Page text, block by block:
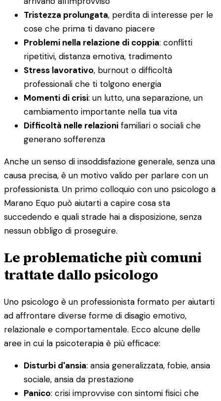
Tristezza prolungata, perdita di interesse per le
cose che prima ti davano piacere
Problemi nella relazione di coppia: conflitti
ripetitivi, distanza emotiva, tradimento
Stress lavorativo, burnout o difficoltà
professionali che ti tolgono energia
Momenti di crisi: un lutto, una separazione, un
cambiamento importante nella tua vita
Difficoltà nelle relazioni familiari o sociali che
generano sofferenza
Anche un senso di insoddisfazione generale, senza una
causa precisa, è un motivo valido per parlare con un
professionista. Un primo colloquio con uno psicologo a
Marano Equo può aiutarti a capire cosa sta
succedendo e quali strade hai a disposizione, senza
nessun obbligo di proseguire.
Le problematiche più comuni
trattate dallo psicologo
Uno psicologo è un professionista formato per aiutarti
ad affrontare diverse forme di disagio emotivo,
relazionale e comportamentale. Ecco alcune delle
aree in cui la psicoterapia è più efficace:
Disturbi d'ansia: ansia generalizzata, fobie, ansia
sociale, ansia da prestazione
Panico: crisi improvvise con sintomi fisici che